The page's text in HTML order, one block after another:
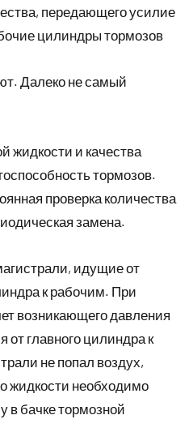
передающего усилие
цилиндры тормозов
Далеко не самый
жидкости и качества
тормозов.
проверка количества
замена.
идущие от
к рабочим. При
возникающего давления
от главного цилиндра к
не попал воздух,
жидкости необходимо
в бачке тормозной